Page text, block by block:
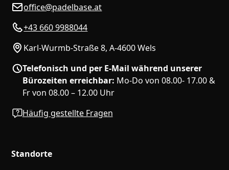
office@padelbase.at
+43 660 9988044
Karl-Wurmb-Straße 8, A-4600 Wels
Telefonisch und per E-Mail während unserer
Bürozeiten erreichbar: Mo-Do von 08.00- 17.00 &
Fr von 08.00 – 12.00 Uhr
Häufig gestellte Fragen
Standorte